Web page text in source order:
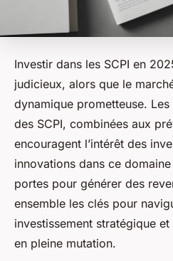
Investir dans les SCPI en
judicieux, alors que le
dynamique prometteuse.
des SCPI, combinées aux
encouragent l’intérêt des
innovations dans ce
portes pour générer des
ensemble les clés pour
investissement stratégique
en pleine mutation.